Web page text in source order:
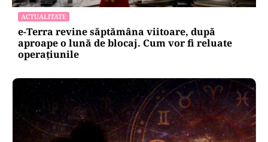
ACTUALITATE
e-Terra revine săptămâna viitoare, după
aproape o lună de blocaj. Cum vor fi reluate
operațiunile